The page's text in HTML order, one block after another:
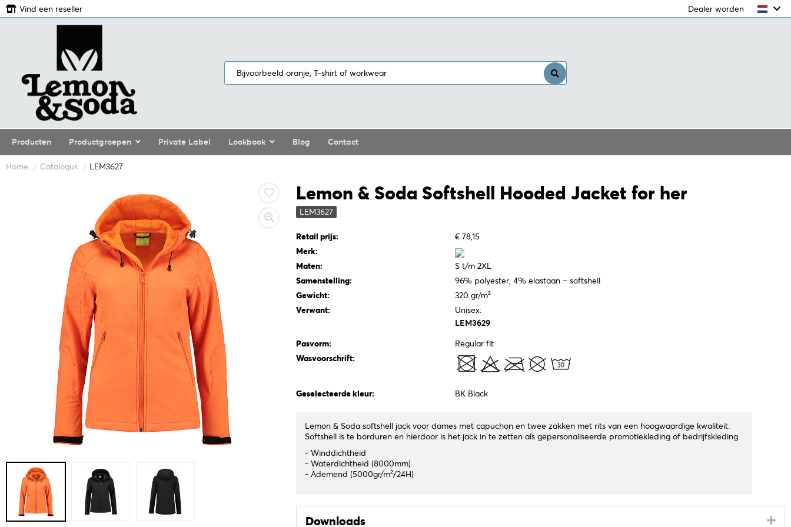
Vind een reseller Dealer worden
Producten Productgroepen Private Label Lookbook Blog Contact
Home Catalogus LEM3627
Lemon & Soda Softshell Hooded Jacket for her
LEM3627
Retail prijs:
€ 78,15
Merk:
Maten:
S t/m 2XL
Samenstelling:
96% polyester, 4% elastaan – softshell
Gewicht:
320 gr/m²
Verwant:
Unisex:
LEM3629
Pasvorm:
Regular fit
Wasvoorschrift:
Geselecteerde kleur: BK Black
Lemon & Soda softshell jack voor dames met capuchon en twee zakken met rits van een hoogwaardige kwaliteit.
Softshell is te borduren en hierdoor is het jack in te zetten als gepersonaliseerde promotiekleding of bedrijfskleding.
- Winddichtheid
- Waterdichtheid (8000mm)
- Ademend (5000gr/m²/24H)
Downloads